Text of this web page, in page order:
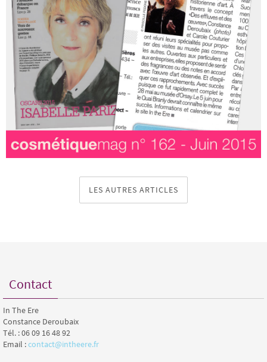
LES AUTRES ARTICLES
Contact
In The Ere
Constance Deroubaix
Tél. : 06 09 16 48 92
Email :contact@intheere.fr